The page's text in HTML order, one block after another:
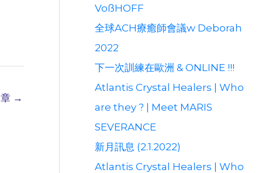
→
VoßHOFF
全球ACH療癒師會議w Deborah
2022
下一次訓練在歐洲 & ONLINE !!!
Atlantis Crystal Healers | Who
are they ? | Meet MARIS
SEVERANCE
新月訊息 (2.1.2022)
Atlantis Crystal Healers | Who